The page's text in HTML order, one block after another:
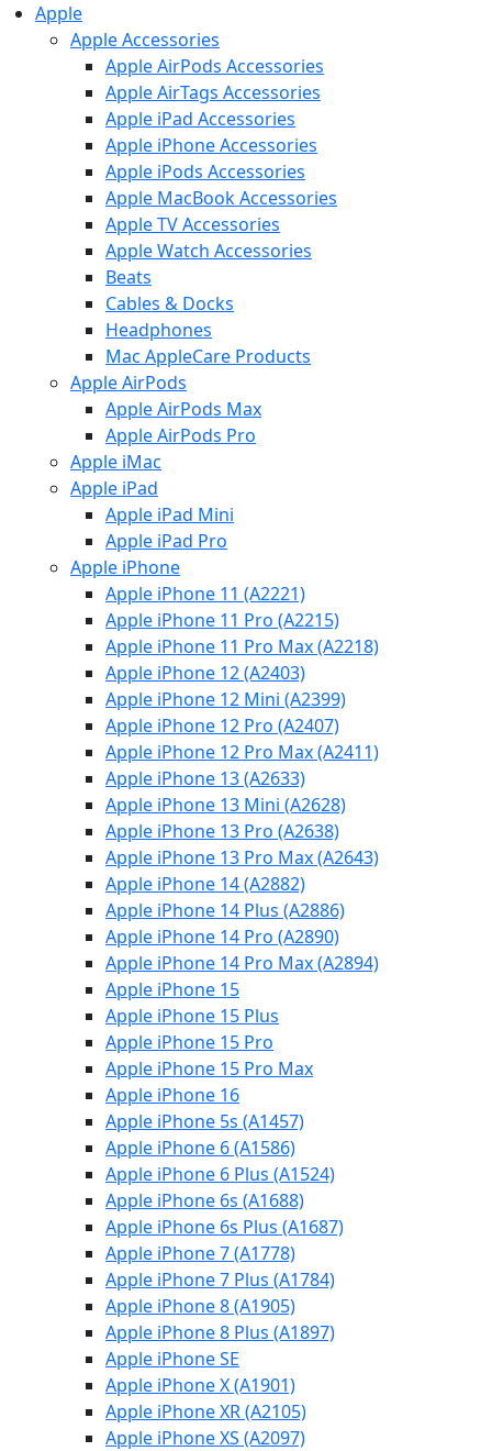
Apple
Apple Accessories
Apple AirPods Accessories
Apple AirTags Accessories
Apple iPad Accessories
Apple iPhone Accessories
Apple iPods Accessories
Apple MacBook Accessories
Apple TV Accessories
Apple Watch Accessories
Beats
Cables & Docks
Headphones
Mac AppleCare Products
Apple AirPods
Apple AirPods Max
Apple AirPods Pro
Apple iMac
Apple iPad
Apple iPad Mini
Apple iPad Pro
Apple iPhone
Apple iPhone 11 (A2221)
Apple iPhone 11 Pro (A2215)
Apple iPhone 11 Pro Max (A2218)
Apple iPhone 12 (A2403)
Apple iPhone 12 Mini (A2399)
Apple iPhone 12 Pro (A2407)
Apple iPhone 12 Pro Max (A2411)
Apple iPhone 13 (A2633)
Apple iPhone 13 Mini (A2628)
Apple iPhone 13 Pro (A2638)
Apple iPhone 13 Pro Max (A2643)
Apple iPhone 14 (A2882)
Apple iPhone 14 Plus (A2886)
Apple iPhone 14 Pro (A2890)
Apple iPhone 14 Pro Max (A2894)
Apple iPhone 15
Apple iPhone 15 Plus
Apple iPhone 15 Pro
Apple iPhone 15 Pro Max
Apple iPhone 16
Apple iPhone 5s (A1457)
Apple iPhone 6 (A1586)
Apple iPhone 6 Plus (A1524)
Apple iPhone 6s (A1688)
Apple iPhone 6s Plus (A1687)
Apple iPhone 7 (A1778)
Apple iPhone 7 Plus (A1784)
Apple iPhone 8 (A1905)
Apple iPhone 8 Plus (A1897)
Apple iPhone SE
Apple iPhone X (A1901)
Apple iPhone XR (A2105)
Apple iPhone XS (A2097)